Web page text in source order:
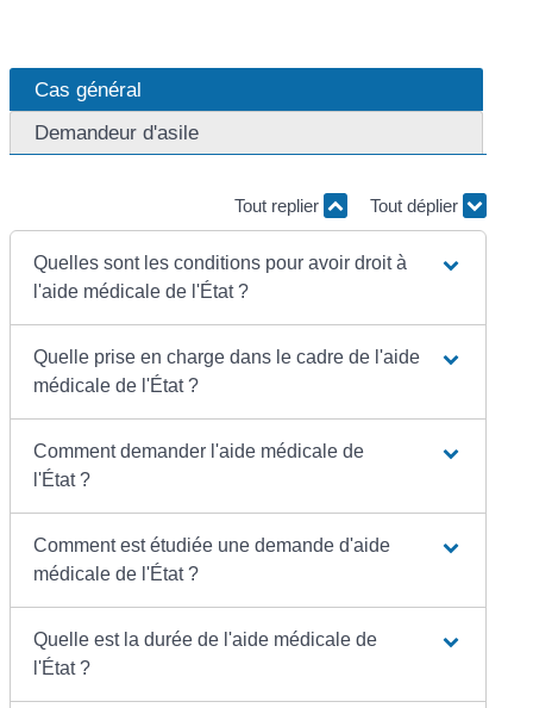
Cas général
Demandeur d'asile
Tout replier Tout déplier
Quelles sont les conditions pour avoir droit à
l'aide médicale de l'État ?
Quelle prise en charge dans le cadre de l'aide
médicale de l'État ?
Comment demander l'aide médicale de
l'État ?
Comment est étudiée une demande d'aide
médicale de l'État ?
Quelle est la durée de l'aide médicale de
l'État ?